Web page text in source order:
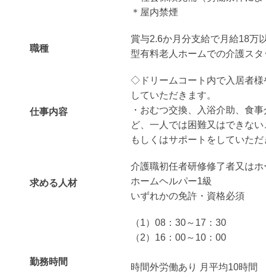
＊屋内禁煙
職種
賞与2.6か月分支給で月給18万
型有料老人ホームでの介護スタ
仕事内容
◇ドリームコート内で入居者様
していただきます。
・おむつ交換、入浴介助、食
ど、一人では困難又はできな
もしくはサポートをしていた
求める人材
介護職初任者研修修了者又は
ホームヘルパー1級
いずれかの免許・資格必須
勤務時間
（1）08：30～17：30
（2）16：00～10：00
時間外労働あり 月平均10時間